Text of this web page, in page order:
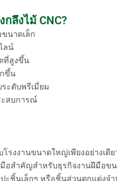
ลึงไม้ CNC?
นาดเล็ก
ลน์
ที่สูงขึ้น
ขึ้น
ะดับพรีเมี่ยม
ะสบการณ์
โรงงานขนาดใหญ่เพียงอย่างเดี
งมือสำคัญสำหรับธุรกิจงานฝีมื
ชิ้นเล็กๆ หรือชิ้นส่วนตกแต่งจ